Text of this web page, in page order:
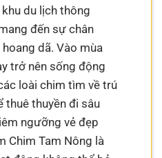
du lịch thông
đến sự chân
dã. Vào mùa
trở nên sống động
loài chim tìm về trú
thuê thuyền đi sâu
ngưỡng vẻ đẹp
Chim Tam Nông là